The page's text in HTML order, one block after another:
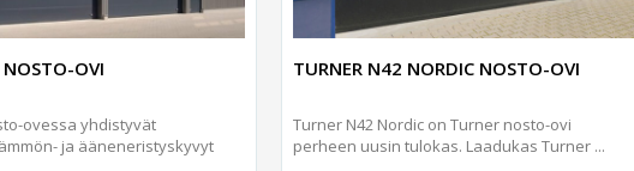
OVI
ovessa yhdistyvät
ja ääneneristyskyvyt
TURNER N42 NORDIC NOSTO-OVI
Turner N42 Nordic on Turner nosto-ovi
perheen uusin tulokas. Laadukas Turner ...